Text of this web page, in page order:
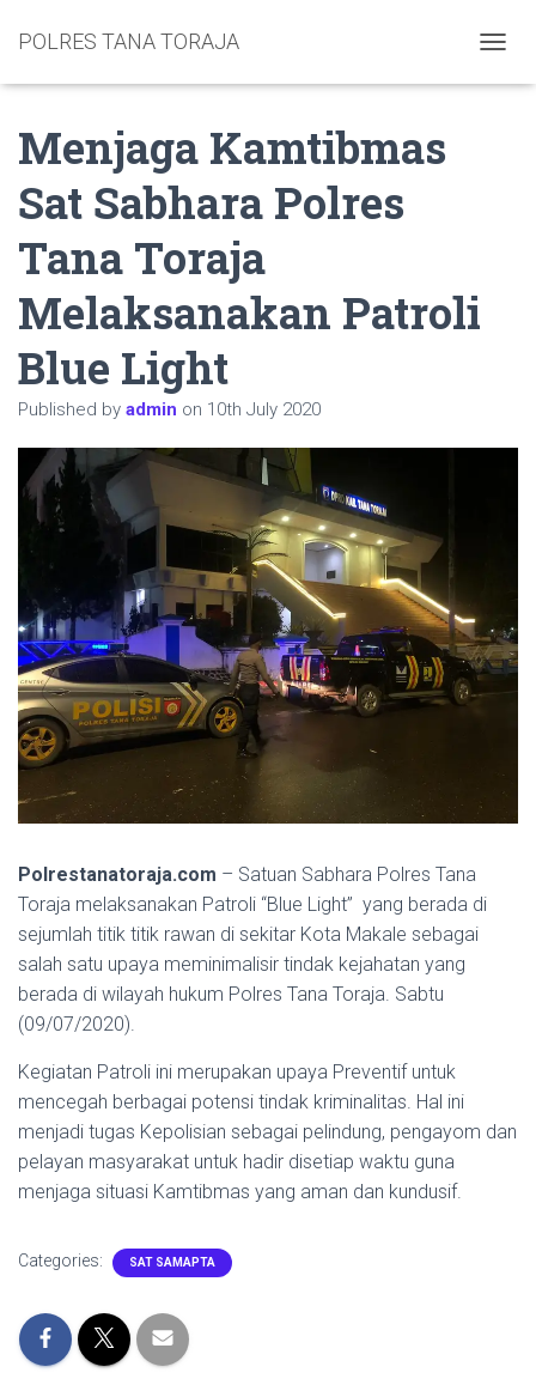
POLRES TANA TORAJA
Menjaga Kamtibmas
Sat Sabhara Polres
Tana Toraja
Melaksanakan Patroli
Blue Light
Published by admin on 10th July 2020
Polrestanatoraja.com – Satuan Sabhara Polres Tana
Toraja melaksanakan Patroli “Blue Light” yang berada di
sejumlah titik titik rawan di sekitar Kota Makale sebagai
salah satu upaya meminimalisir tindak kejahatan yang
berada di wilayah hukum Polres Tana Toraja. Sabtu
(09/07/2020).
Kegiatan Patroli ini merupakan upaya Preventif untuk
mencegah berbagai potensi tindak kriminalitas. Hal ini
menjadi tugas Kepolisian sebagai pelindung, pengayom dan
pelayan masyarakat untuk hadir disetiap waktu guna
menjaga situasi Kamtibmas yang aman dan kundusif.
Categories: SAT SAMAPTA